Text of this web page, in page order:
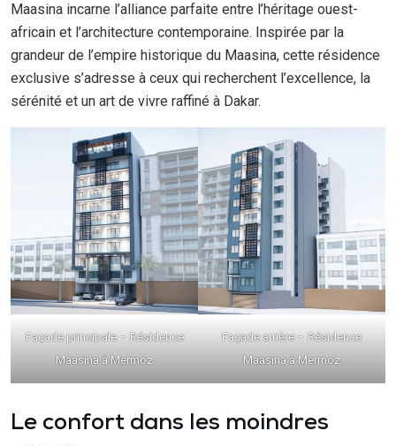
Maasina incarne l’alliance parfaite entre l’héritage ouest-
africain et l’architecture contemporaine. Inspirée par la
grandeur de l’empire historique du Maasina, cette résidence
exclusive s’adresse à ceux qui recherchent l’excellence, la
sérénité et un art de vivre raffiné à Dakar.
Façade principale – Résidence
Maasina à Mermoz
Façade arrière – Résidence
Maasina à Mermoz
Le confort dans les moindres